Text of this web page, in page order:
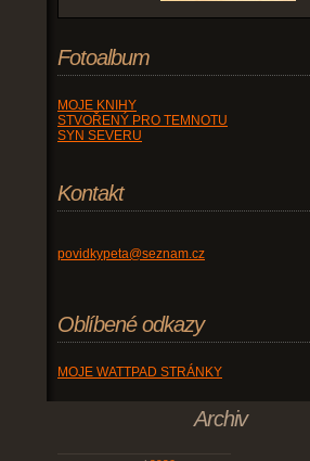
Fotoalbum
MOJE KNIHY
STVOŘENÝ PRO TEMNOTU
SYN SEVERU
Kontakt
povidkypeta@seznam.cz
Oblíbené odkazy
MOJE WATTPAD STRÁNKY
Archiv